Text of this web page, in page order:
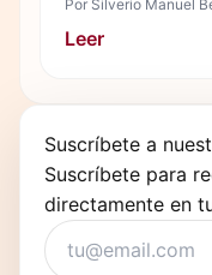
Por Silverio Manuel
Leer
Suscríbete a
Suscríbete para
directamente en